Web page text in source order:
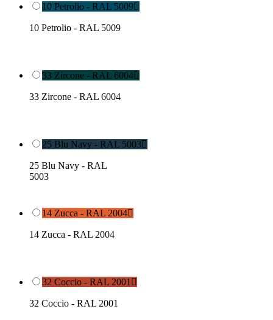
10 Petrolio - RAL 5009
10 Petrolio - RAL 5009
33 Zircone - RAL 6004
33 Zircone - RAL 6004
25 Blu Navy - RAL 5003
25 Blu Navy - RAL
5003
14 Zucca - RAL 2004
14 Zucca - RAL 2004
32 Coccio - RAL 2001 
32 Coccio - RAL 2001